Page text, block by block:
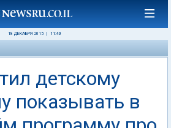
18 ДЕКАБРЯ 2015 11:40
детскому
показывать в